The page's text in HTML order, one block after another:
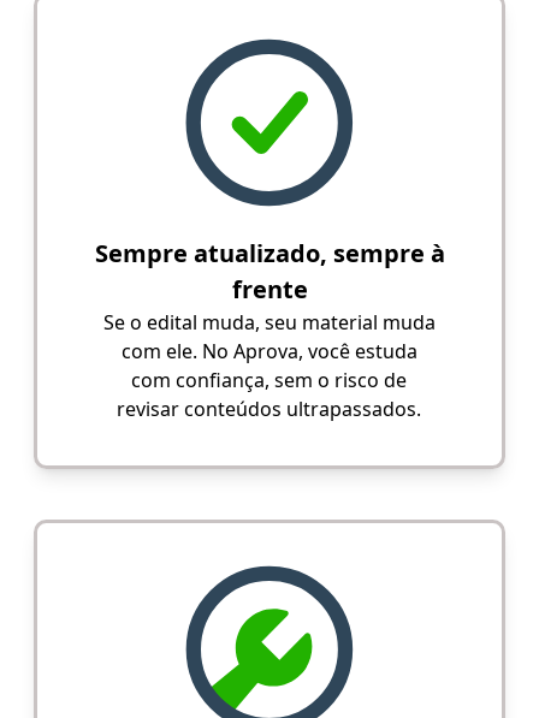
Sempre atualizado, sempre à
frente
Se o edital muda, seu material muda
com ele. No Aprova, você estuda
com confiança, sem o risco de
revisar conteúdos ultrapassados.